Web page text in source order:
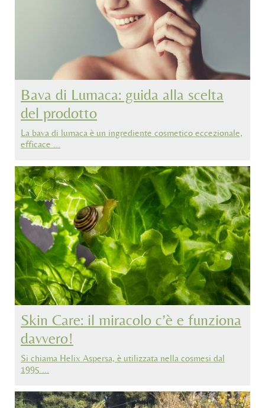
Bava di Lumaca: guida alla scelta
del prodotto
La bava di lumaca è un ingrediente cosmetico eccezionale,
efficace …
Skin Care: il miracolo c’è e funziona
davvero!
Si chiama Helix Aspersa, è utilizzata nella cosmesi dal
1995 …